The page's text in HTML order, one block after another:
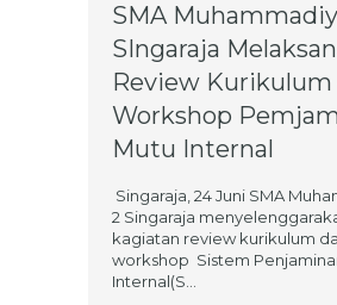
SMA
SIngaraja
Review Kurikulum
Workshop
Mutu Internal
Singaraja, 24 Juni SMA
2 Singaraja
kagiatan review kurikulum
workshop Sistem
Internal(S...